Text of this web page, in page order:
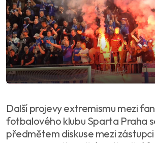
Další projevy extremismu mezi
fotbalového klubu Sparta Praha
předmětem diskuse mezi zástupci